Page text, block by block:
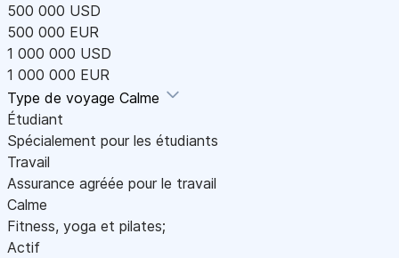
500 000 USD
500 000 EUR
1 000 000 USD
1 000 000 EUR
Type de voyage Calme
Étudiant
Spécialement pour les étudiants
Travail
Assurance agréée pour le travail
Calme
Fitness, yoga et pilates;
Actif